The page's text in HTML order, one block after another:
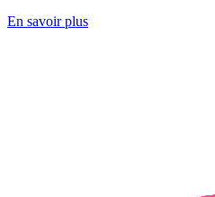
En savoir plus